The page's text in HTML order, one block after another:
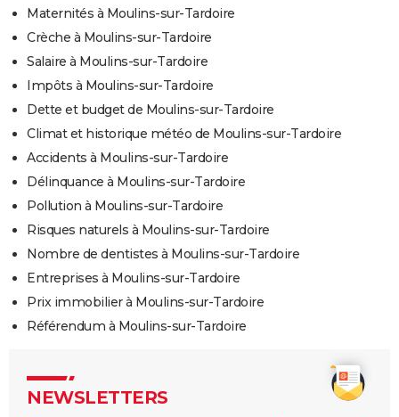
Maternités à Moulins-sur-Tardoire
Crèche à Moulins-sur-Tardoire
Salaire à Moulins-sur-Tardoire
Impôts à Moulins-sur-Tardoire
Dette et budget de Moulins-sur-Tardoire
Climat et historique météo de Moulins-sur-Tardoire
Accidents à Moulins-sur-Tardoire
Délinquance à Moulins-sur-Tardoire
Pollution à Moulins-sur-Tardoire
Risques naturels à Moulins-sur-Tardoire
Nombre de dentistes à Moulins-sur-Tardoire
Entreprises à Moulins-sur-Tardoire
Prix immobilier à Moulins-sur-Tardoire
Référendum à Moulins-sur-Tardoire
NEWSLETTERS